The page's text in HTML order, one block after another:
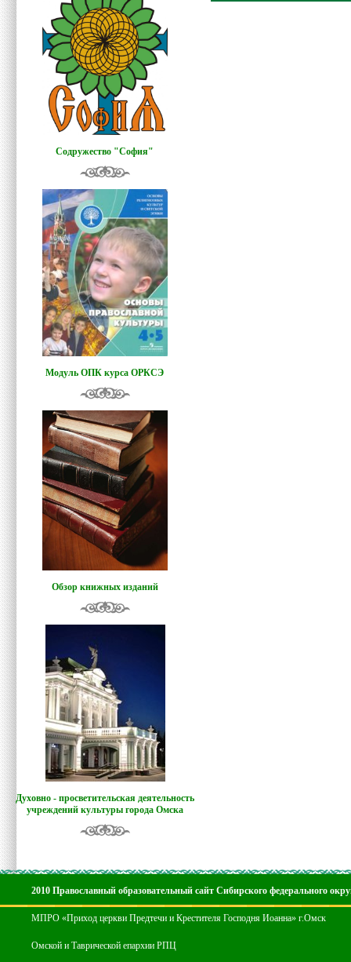
Содружество "София"
Модуль ОПК курса ОРКСЭ
Обзор книжных изданий
Духовно - просветительская деятельность
учреждений культуры города Омска
2010 Православный образовательный сайт Сибирского федерального
МПРО «Приход церкви Предтечи и Крестителя Господня Иоанна» г.Омск
Омской и Таврической епархии РПЦ